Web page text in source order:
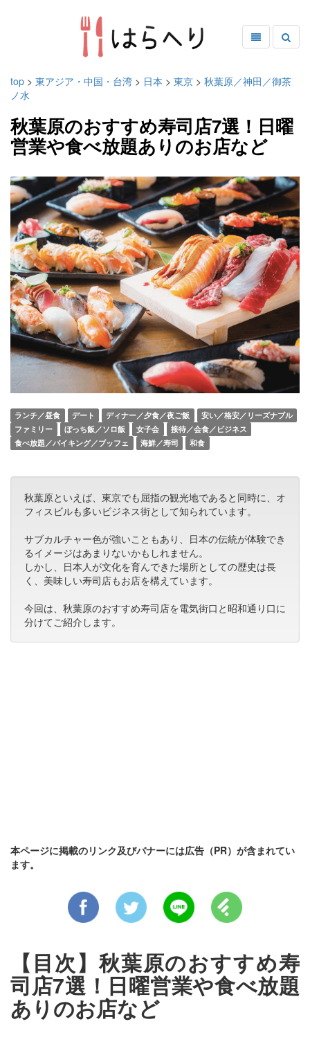
top > 東アジア・中国・台湾 > 日本 > 東京 > 秋葉原／神田／御茶
ノ水
秋葉原のおすすめ寿司店7選！日曜
営業や食べ放題ありのお店など
ランチ／昼食 デート ディナー／夕食／夜ご飯
安い／格安／リーズナブル
ファミリー
ぼっち飯／ソロ飯 女子会
接待／会食／ビジネス
食べ放題／バイキング／ブッフェ
海鮮／寿司 和食
秋葉原といえば、東京でも屈指の観光地であると同時に、オ
フィスビルも多いビジネス街として知られています。
サブカルチャー色が強いこともあり、日本の伝統が体験でき
るイメージはあまりないかもしれません。
しかし、日本人が文化を育んできた場所としての歴史は長
く、美味しい寿司店もお店を構えています。
今回は、秋葉原のおすすめ寿司店を電気街口と昭和通り口に
分けてご紹介します。
本ページに掲載のリンク及びバナーには広告（PR）が含まれてい
ます。
【目次】秋葉原のおすすめ寿
司店7選！日曜営業や食べ放題
ありのお店など